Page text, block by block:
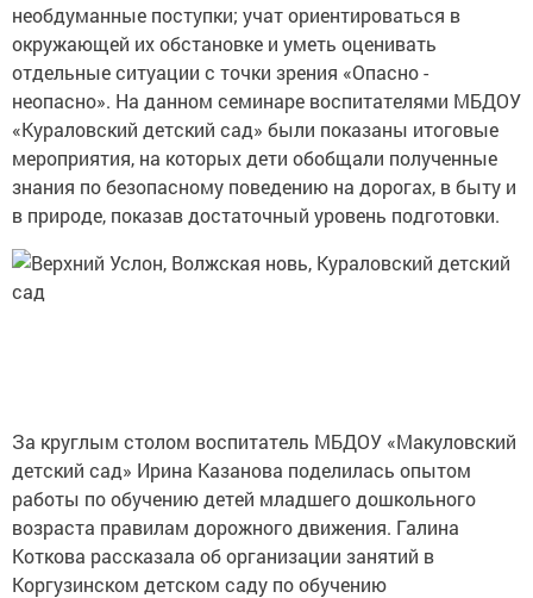
необдуманные поступки; учат ориентироваться в
окружающей их обстановке и уметь оценивать
отдельные ситуации с точки зрения «Опасно -
неопасно». На данном семинаре воспитателями МБДОУ
«Кураловский детский сад» были показаны итоговые
мероприятия, на которых дети обобщали полученные
знания по безопасному поведению на дорогах, в быту и
в природе, показав достаточный уровень подготовки.
За круглым столом воспитатель МБДОУ «Макуловский
детский сад» Ирина Казанова поделилась опытом
работы по обучению детей младшего дошкольного
возраста правилам дорожного движения. Галина
Коткова рассказала об организации занятий в
Коргузинском детском саду по обучению